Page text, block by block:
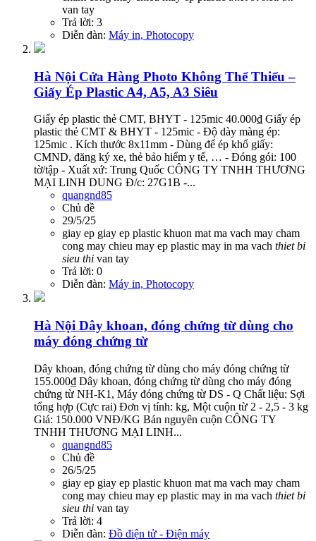
van tay
Trả lời: 3
Diễn đàn: Máy in, Photocopy
Hà Nội Cửa Hàng Photo Không Thể Thiếu –
Giấy Ép Plastic A4, A5, A3 Siêu
Giấy ép plastic thẻ CMT, BHYT - 125mic 40.000₫ Giấy ép
plastic thẻ CMT & BHYT - 125mic - Độ dày màng ép:
125mic . Kích thước 8x11mm - Dùng để ép khổ giấy:
CMND, đăng ký xe, thẻ bảo hiểm y tế, … - Đóng gói: 100
tờ/tập - Xuất xứ: Trung Quốc CÔNG TY TNHH THƯƠNG
MẠI LINH DUNG Đ/c: 27G1B -...
quangnd85
Chủ đề
29/5/25
giay ep giay ep plastic khuon matma vach may cham
cong may chieu may ep plastic may in ma vach thiet bi
sieu thi van tay
Trả lời: 0
Diễn đàn: Máy in, Photocopy
Hà Nội Dây khoan, đóng chứng từ dùng cho
máy đóng chứng từ
Dây khoan, đóng chứng từ dùng cho máy đóng chứng từ
155.000₫ Dây khoan, đóng chứng từ dùng cho máy đóng
chứng từ NH-K1, Máy đóng chứng từ DS - Q Chất liệu: Sợi
tổng hợp (Cực rai) Đơn vị tính: kg, Một cuộn từ 2 - 2,5 - 3 kg
Giá: 150.000 VNĐ/KG Bán nguyên cuộn CÔNG TY
TNHH THƯƠNG MẠI LINH...
quangnd85
Chủ đề
26/5/25
giay ep giay ep plastic khuon mat ma vach may cham
cong may chieu may ep plastic may in ma vach thiet bi
sieu thi van tay
Trả lời: 4
Diễn đàn: Đồ điện tử - Điện máy